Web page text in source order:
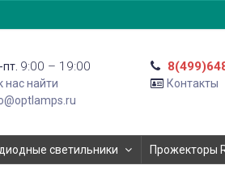
9:00 – 19:00
нас найти
Контакты
светильники Прожекторы